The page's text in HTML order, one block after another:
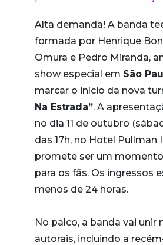
Alta demanda! A banda
formada por Henrique
Omura e Pedro Miranda,
show especial em São
marcar o início da nova
Na Estrada”. A
no dia 11 de outubro
das 17h, no Hotel Pullman
promete ser um momento
para os fãs. Os ingressos
menos de 24 horas.
No palco, a banda vai unir
autorais, incluindo a